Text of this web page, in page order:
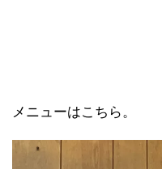
メニューはこちら。